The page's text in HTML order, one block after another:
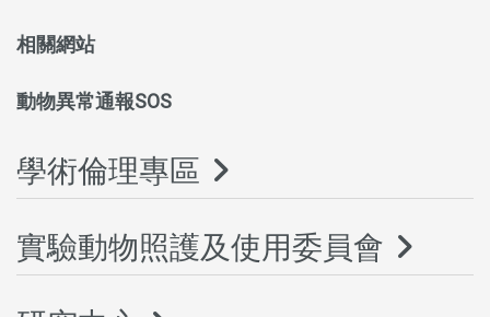
相關網站
動物異常通報SOS
學術倫理專區
實驗動物照護及使用委員會